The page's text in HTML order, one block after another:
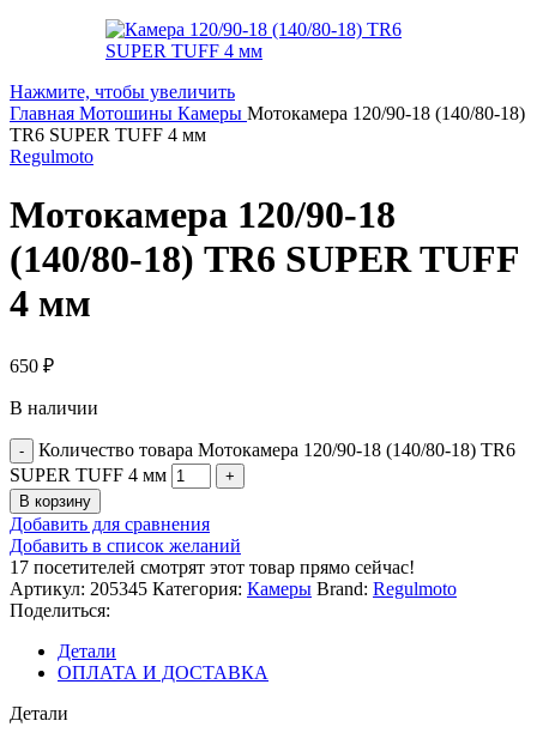
Нажмите, чтобы увеличить
Главная Мотошины Камеры Мотокамера 120/90-18 (140/80-18)
TR6 SUPER TUFF 4 мм
Regulmoto
Мотокамера 120/90-18
(140/80-18) TR6 SUPER TUFF
4 мм
650 ₽
В наличии
Количество товара Мотокамера 120/90-18 (140/80-18) TR6
SUPER TUFF 4 мм
В корзину
Добавить для сравнения
Добавить в список желаний
17 посетителей смотрят этот товар прямо сейчас!
Артикул: 205345 Категория: Камеры Brand: Regulmoto
Поделиться:
Детали
ОПЛАТА И ДОСТАВКА
Детали